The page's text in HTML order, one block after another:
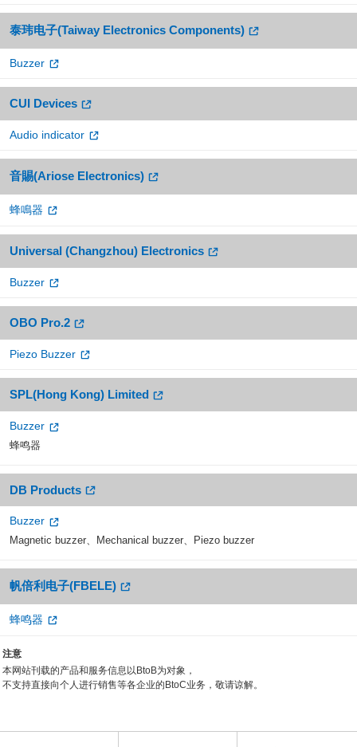
泰玮电子(Taiway Electronics Components)
Buzzer
CUI Devices
Audio indicator
音賜(Ariose Electronics)
蜂鳴器
Universal (Changzhou) Electronics
Buzzer
OBO Pro.2
Piezo Buzzer
SPL(Hong Kong) Limited
Buzzer
蜂鸣器
DB Products
Buzzer
Magnetic buzzer、Mechanical buzzer、Piezo buzzer
帆倍利电子(FBELE)
蜂鸣器
注意
本网站刊载的产品和服务信息以BtoB为对象，
不支持直接向个人进行销售等各企业的BtoC业务，敬请谅解。